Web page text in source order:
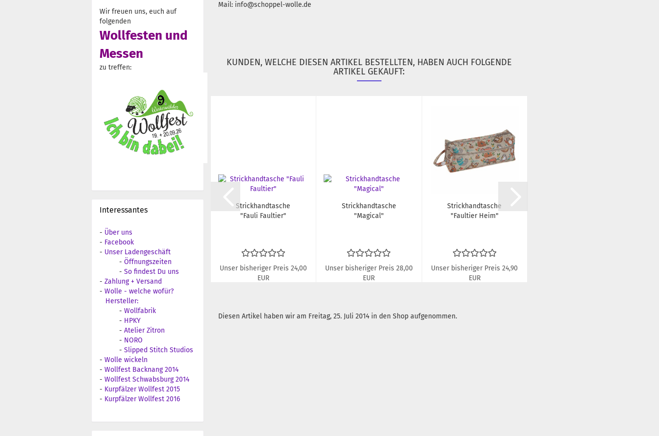
Mail: info@schoppel-wolle.de
KUNDEN, WELCHE DIESEN ARTIKEL BESTELLTEN, HABEN AUCH FOLGENDE
ARTIKEL GEKAUFT:
Strickhandtasche
"Fauli Faultier"
Unser bisheriger Preis 24,00
EUR
Strickhandtasche
"Magical"
Unser bisheriger Preis 28,00
EUR
Strickhandtasche
"Faultier Heim"
Unser bisheriger Preis 24,90
EUR
Diesen Artikel haben wir am Freitag, 25. Juli 2014 in den Shop aufgenommen.
Wir freuen uns, euch auf
folgenden
Wollfesten und
Messen
zu treffen:
Interessantes
- Über uns
- Facebook
- Unser Ladengeschäft
- Öffnungszeiten
- So findest Du uns
- Zahlung + Versand
- Wolle - welche wofür?
Hersteller:
- Wollfabrik
- HPKY
- Atelier Zitron
- NORO
- Slipped Stitch Studios
- Wolle wickeln
- Wollfest Backnang 2014
- Wollfest Schwabsburg 2014
- Kurpfälzer Wollfest 2015
- Kurpfälzer Wollfest 2016